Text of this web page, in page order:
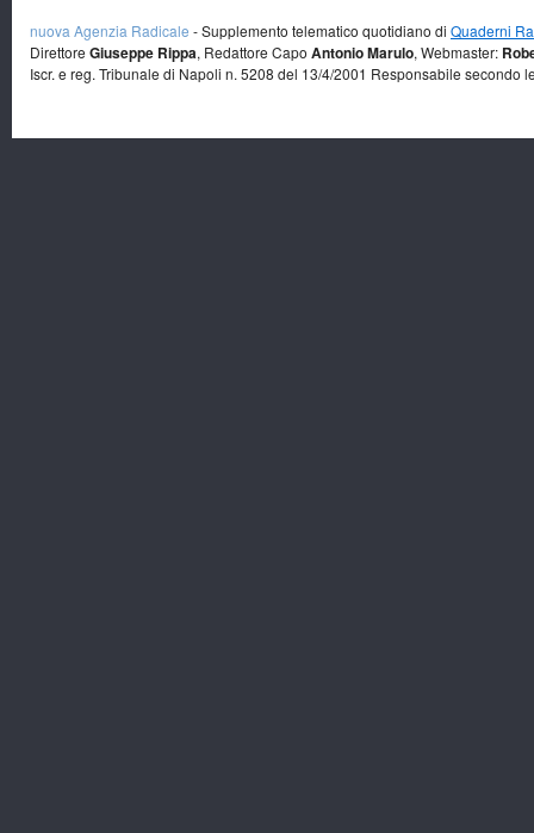
nuova Agenzia Radicale - Supplemento telematico quotidiano di Quaderni
Direttore Giuseppe Rippa, Redattore Capo Antonio Marulo, Webmaster:
Iscr. e reg. Tribunale di Napoli n. 5208 del 13/4/2001 Responsabile secondo